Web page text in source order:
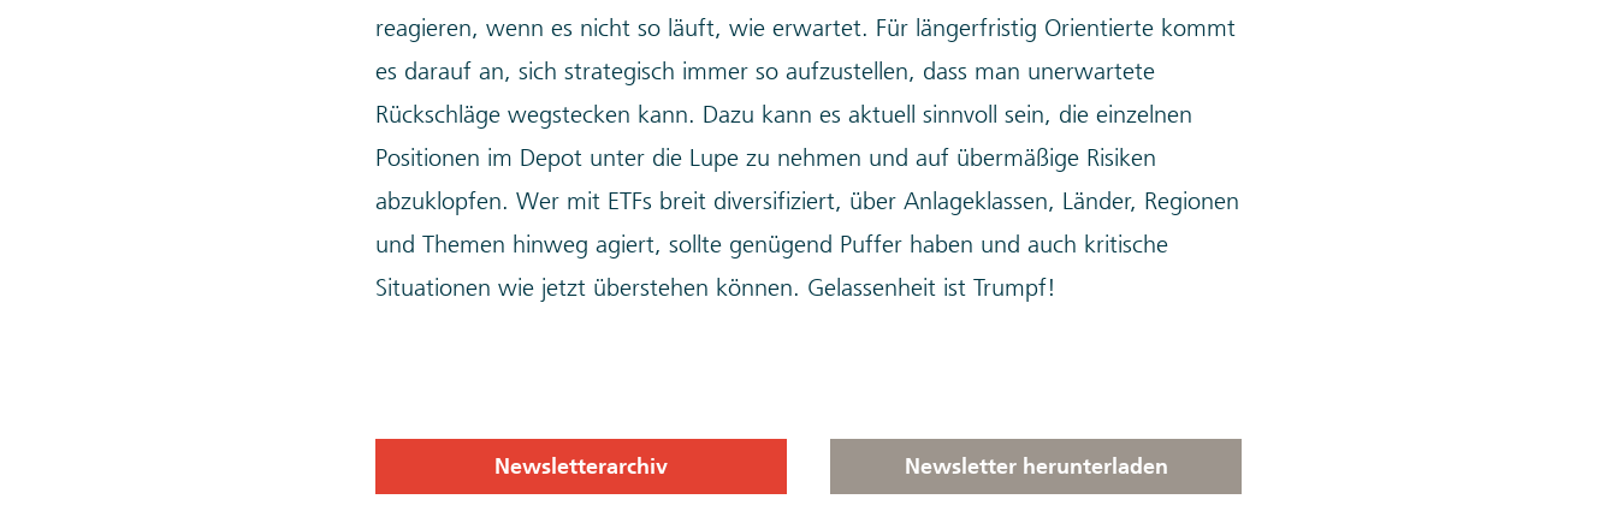
reagieren, wenn es nicht so läuft, wie erwartet. Für längerfristig Orientierte kommt
es darauf an, sich strategisch immer so aufzustellen, dass man unerwartete
Rückschläge wegstecken kann. Dazu kann es aktuell sinnvoll sein, die einzelnen
Positionen im Depot unter die Lupe zu nehmen und auf übermäßige Risiken
abzuklopfen. Wer mit ETFs breit diversifiziert, über Anlageklassen, Länder, Regionen
und Themen hinweg agiert, sollte genügend Puffer haben und auch kritische
Situationen wie jetzt überstehen können. Gelassenheit ist Trumpf!
Newsletterarchiv Newsletter herunterladen